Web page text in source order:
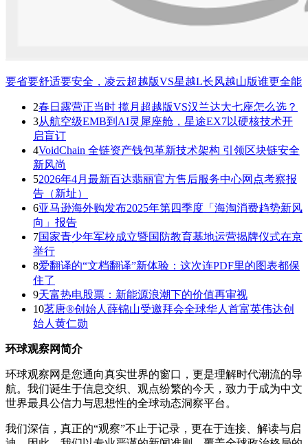
要省要舒适要安全，凌云超越版VS星越L长风越山版谁更全能
2春日露营正当时 揽月超越版VS汉兰达大七座怎么选？
3从航空级EMB到AI灵犀座舱，星途EX7以硬核技术开
启盲订
4VoidChain 全链资产钱包革新技术架构 引领区块链安全
新风尚
52026年4月最新百达翡丽官方售后服务中心网点考察报
告（新址）
6亚马逊海外购发布2025年第四季度「海淘消费趋势新风
向」报告
7国家青少年军校成立暨国防教育基地运营揭牌仪式在京
举行
8爱翻译的“文档翻译”新体验：这次连PDF里的图表都保
住了
9天富热电股票：新能源浪潮下的价值再审视
10茗唐®创始人薛锦山受邀拜会全球华人首富英伟达创
始人黄仁勋
环球观察网简介
环球观察网是您通向真实世界的窗口，更是理解时代潮流的导
航。我们诞生于信息交织、观点纷繁的今天，致力于成为中文
世界最具公信力与思想性的全球动态洞察平台。
我们深信，真正的“观察”不止于记录，更在于连接、解读与启